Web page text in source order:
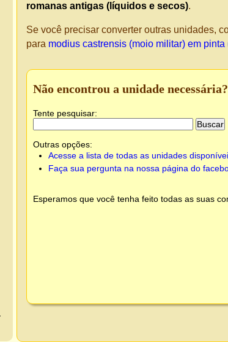
romanas antigas (líquidos e secos).
Se você precisar converter outras unidades,
para modius castrensis (moio militar) em
Não encontrou a unidade necessária?
Tente pesquisar:
Outras opções:
Acesse a lista de todas as unidades
Faça sua pergunta na nossa página do
Esperamos que você tenha feito todas as suas